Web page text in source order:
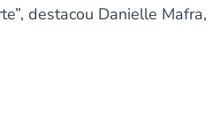
destacou Danielle Mafra,